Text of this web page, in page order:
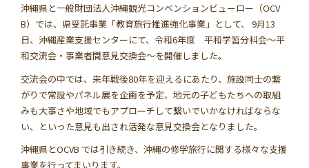
支援･イベント
学習資料
参加者の声
安全･安心
沖縄県と一般財団法人沖縄観光コンベンションビューロー（OCV
B）では、県受託事業「教育旅行推進強化事業」として、 9月13
日、沖縄産業支援センターにて、令和6年度 平和学習分科会～平
和交流会・事業者間意見交換会～を開催しました。
交流会の中では、来年戦後80年を迎えるにあたり、施設同士の繋
がりで常設やパネル展を企画を予定、地元の子どもたちへの取組
みも大事さや地域でもアプローチして繋いでいかなければならな
い、といった意見も出され活発な意見交換会となりました。
沖縄県とOCVB では引き続き、沖縄の修学旅行に関する様々な支援
事業を行ってまいります。